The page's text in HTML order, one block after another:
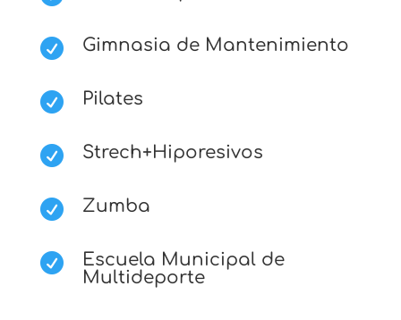
 Gimnasia de Mantenimiento
 Pilates
 Strech+Hiporesivos
 Zumba

Escuela Municipal de
Multideporte